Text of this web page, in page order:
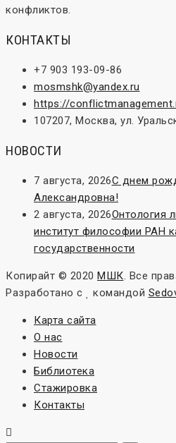
конфликтов.
КОНТАКТЫ
+7 903 193-09-86
mosmshk@yandex.ru
https://
107207, Москва, ул.
НОВОСТИ
7 августа, 2026С днем
Александровна!
2 августа, 2026Онтология
институт философии РАН
государственности
Копирайт © 2020 МШК. Все
Разработано с
командой
Карта сайта
О нас
Новости
Библиотека
Стажировка
Контакты